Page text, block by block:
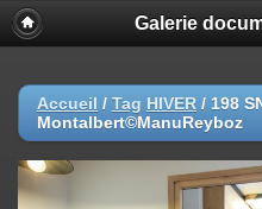
Galerie
Accueil / Tag HIVER / 198
Montalbert©ManuReyboz